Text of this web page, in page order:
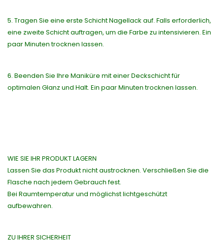
5. Tragen Sie eine erste Schicht Nagellack auf. Falls erforderlich,
eine zweite Schicht auftragen, um die Farbe zu intensivieren. Ein
paar Minuten trocknen lassen.
6. Beenden Sie Ihre Maniküre mit einer Deckschicht für
optimalen Glanz und Halt. Ein paar Minuten trocknen lassen.
WIE SIE IHR PRODUKT LAGERN
Lassen Sie das Produkt nicht austrocknen. Verschließen Sie die
Flasche nach jedem Gebrauch fest.
Bei Raumtemperatur und möglichst lichtgeschützt
aufbewahren.
ZU IHRER SICHERHEIT